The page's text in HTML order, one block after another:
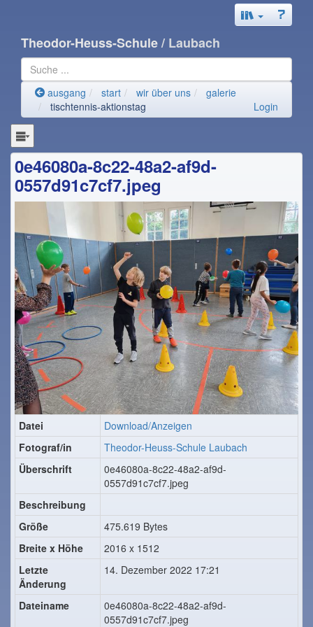
Theodor-Heuss-Schule/ Laubach
ausgang start wir über uns
galerie
tischtennis-aktionstag
Login
0e46080a-8c22-48a2-af9d-
0557d91c7cf7.jpeg
Datei
Download/Anzeigen
Fotograf/in
Theodor-Heuss-Schule Laubach
Überschrift
0e46080a-8c22-48a2-af9d-
0557d91c7cf7.jpeg
Beschreibung
Größe
475.619 Bytes
Breite x Höhe
2016 x 1512
Letzte
Änderung
14. Dezember 2022 17:21
Dateiname
0e46080a-8c22-48a2-af9d-
0557d91c7cf7.jpeg